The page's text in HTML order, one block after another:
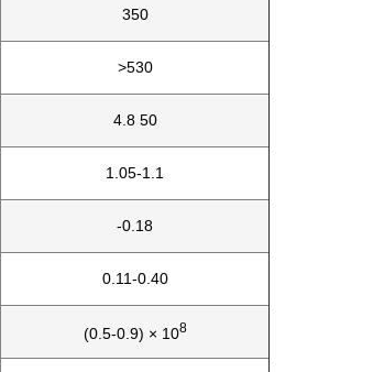
350
>530
4.8 50
1.05-1.1
-0.18
0.11-0.40
(0.5-0.9) × 108